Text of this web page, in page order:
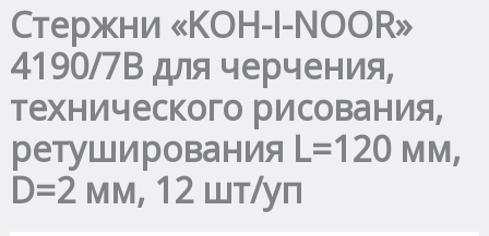
Стержни «KOH-I-NOOR»
4190/7В для черчения,
технического рисования,
ретуширования L=120 мм,
D=2 мм, 12 шт/уп